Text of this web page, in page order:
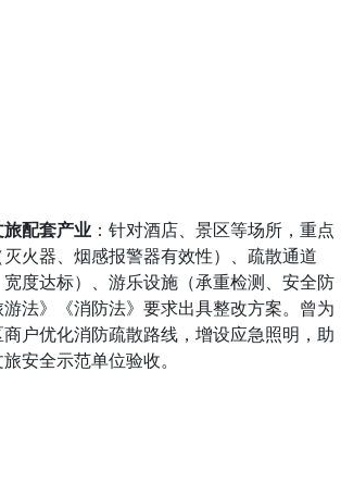
旅配套产业 ：针对酒店、景区等场所，重点
火器、烟感报警器有效性）、疏散通道
宽度达标）、游乐设施（承重检测、安全防
法》《消防法》要求出具整改方案。曾为
户优化消防疏散路线，增设应急照明，助
安全示范单位验收。